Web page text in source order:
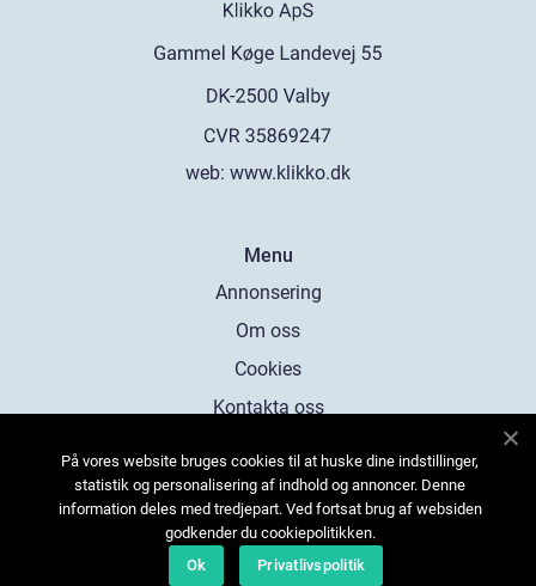
web: www.klikko.dk
Menu
Annonsering
Om oss
Cookies
Kontakta oss
På vores website bruges cookies til at huske dine indstillinger,
statistik og personalisering af indhold og annoncer. Denne
information deles med tredjepart. Ved fortsat brug af websiden
godkender du cookiepolitikken.
Ok
Privatlivspolitik